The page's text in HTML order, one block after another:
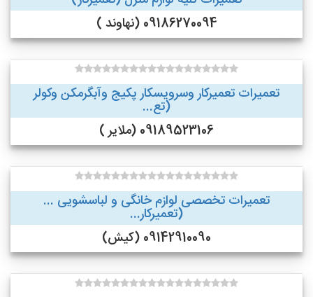
09186270094 (نهاوند )
تعمیرات تعمیرکار وسرویسکار پکیج وآبگرمکن وکولر
(تع...
09189523106 (ملایر )
تعمیرات تخصصی لوازم خانگی و لباسشویی ...
(تعمیرکار...
09142910090 (کیش)